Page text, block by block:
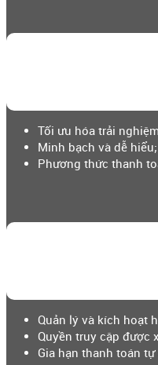
Tối ưu hóa trải
Minh bạch và dễ
Phương thức thanh
Quản lý và kích hoạt
Quyền truy cập được
Gia hạn thanh toán